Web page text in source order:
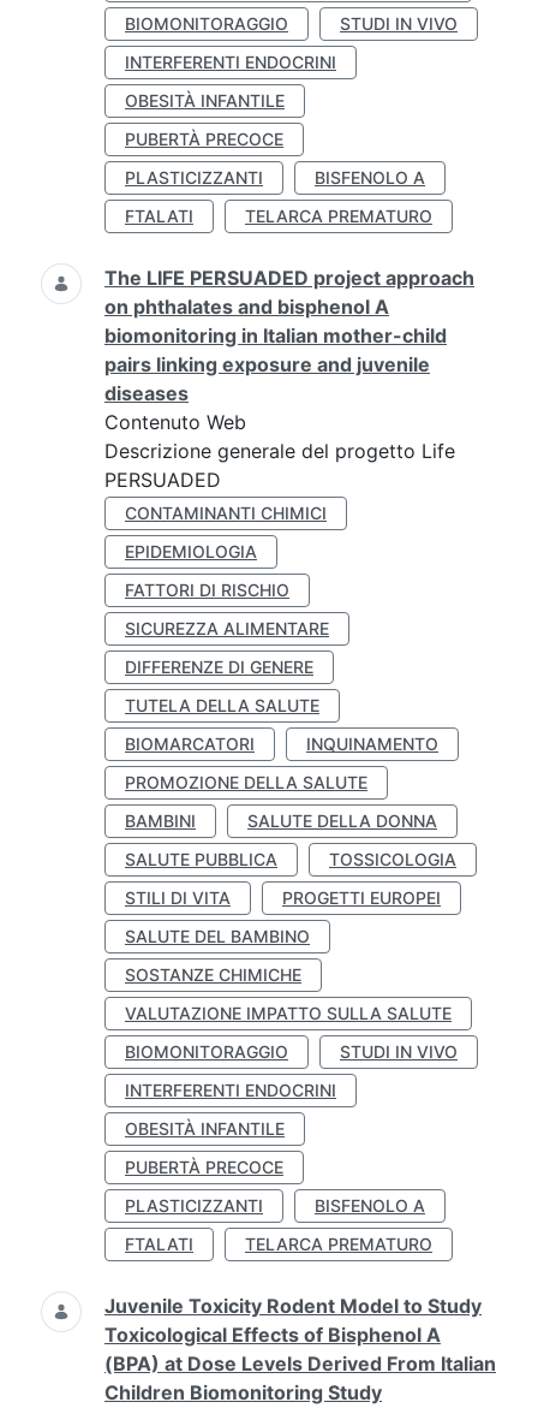
BIOMONITORAGGIO
STUDI IN VIVO
INTERFERENTI ENDOCRINI
OBESITÀ INFANTILE
PUBERTÀ PRECOCE
PLASTICIZZANTI
BISFENOLO A
FTALATI
TELARCA PREMATURO
The LIFE PERSUADED project approach
on phthalates and bisphenol A
biomonitoring in Italian mother-child
pairs linking exposure and juvenile
diseases
Contenuto Web
Descrizione generale del progetto Life
PERSUADED
CONTAMINANTI CHIMICI
EPIDEMIOLOGIA
FATTORI DI RISCHIO
SICUREZZA ALIMENTARE
DIFFERENZE DI GENERE
TUTELA DELLA SALUTE
BIOMARCATORI
INQUINAMENTO
PROMOZIONE DELLA SALUTE
BAMBINI
SALUTE DELLA DONNA
SALUTE PUBBLICA
TOSSICOLOGIA
STILI DI VITA
PROGETTI EUROPEI
SALUTE DEL BAMBINO
SOSTANZE CHIMICHE
VALUTAZIONE IMPATTO SULLA SALUTE
BIOMONITORAGGIO
STUDI IN VIVO
INTERFERENTI ENDOCRINI
OBESITÀ INFANTILE
PUBERTÀ PRECOCE
PLASTICIZZANTI
BISFENOLO A
FTALATI
TELARCA PREMATURO
Juvenile Toxicity Rodent Model to Study
Toxicological Effects of Bisphenol A
(BPA) at Dose Levels Derived From Italian
Children Biomonitoring Study